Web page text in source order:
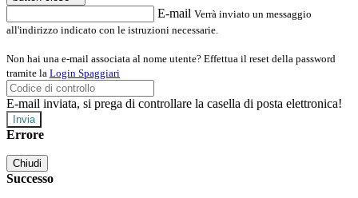
E-mail Verrà inviato un messaggio
all'indirizzo indicato con le istruzioni necessarie.
Non hai una e-mail associata al nome utente? Effettua il reset della password
tramite la Login Spaggiari
E-mail inviata, si prega di controllare la casella di posta elettronica!
Errore
Chiudi
Successo